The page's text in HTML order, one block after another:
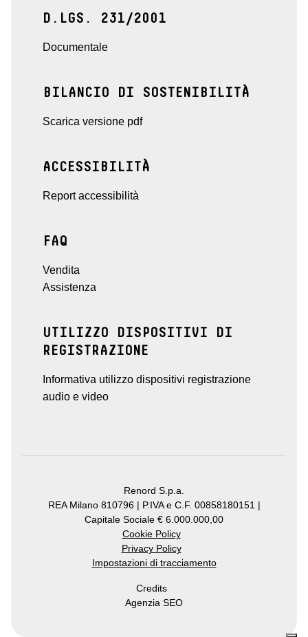
D.LGS. 231/2001
Documentale
BILANCIO DI SOSTENIBILITÀ
Scarica versione pdf
ACCESSIBILITÀ
Report accessibilità
FAQ
Vendita
Assistenza
UTILIZZO DISPOSITIVI DI
REGISTRAZIONE
Informativa utilizzo dispositivi registrazione
audio e video
Renord S.p.a.
REA Milano 810796 | P.IVA e C.F. 00858180151 |
Capitale Sociale € 6.000.000,00
Cookie Policy
Privacy Policy
Impostazioni di tracciamento
Credits
Agenzia SEO